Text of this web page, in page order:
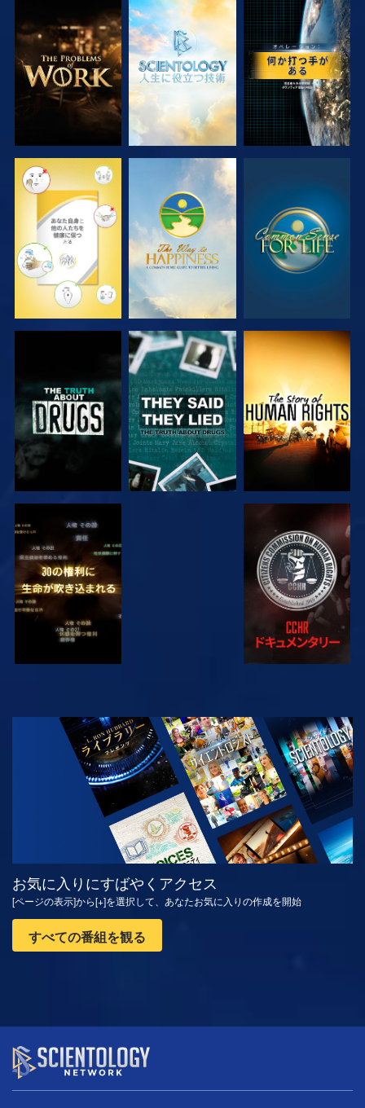
シリーズを探求 シリーズを探求 観る
観る 観る 観る
観る 観る
観る
観る シリーズを探求
お気に入りにすばやくアクセス
[ページの表示]から[+]を選択して、あなたお気に入りの作成を開始
すべての番組を観る